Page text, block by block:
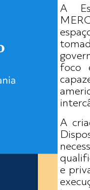
A
foco
A
e